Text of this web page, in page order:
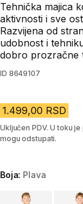
Tehnička majica
aktivnosti i sve
Razvijena od
udobnost i
dobro prozračne
ID 8649107
1.499,00 RSD
Uključen PDV. U toku
mogu odstupati.
Boja: Plava
Choose a variant